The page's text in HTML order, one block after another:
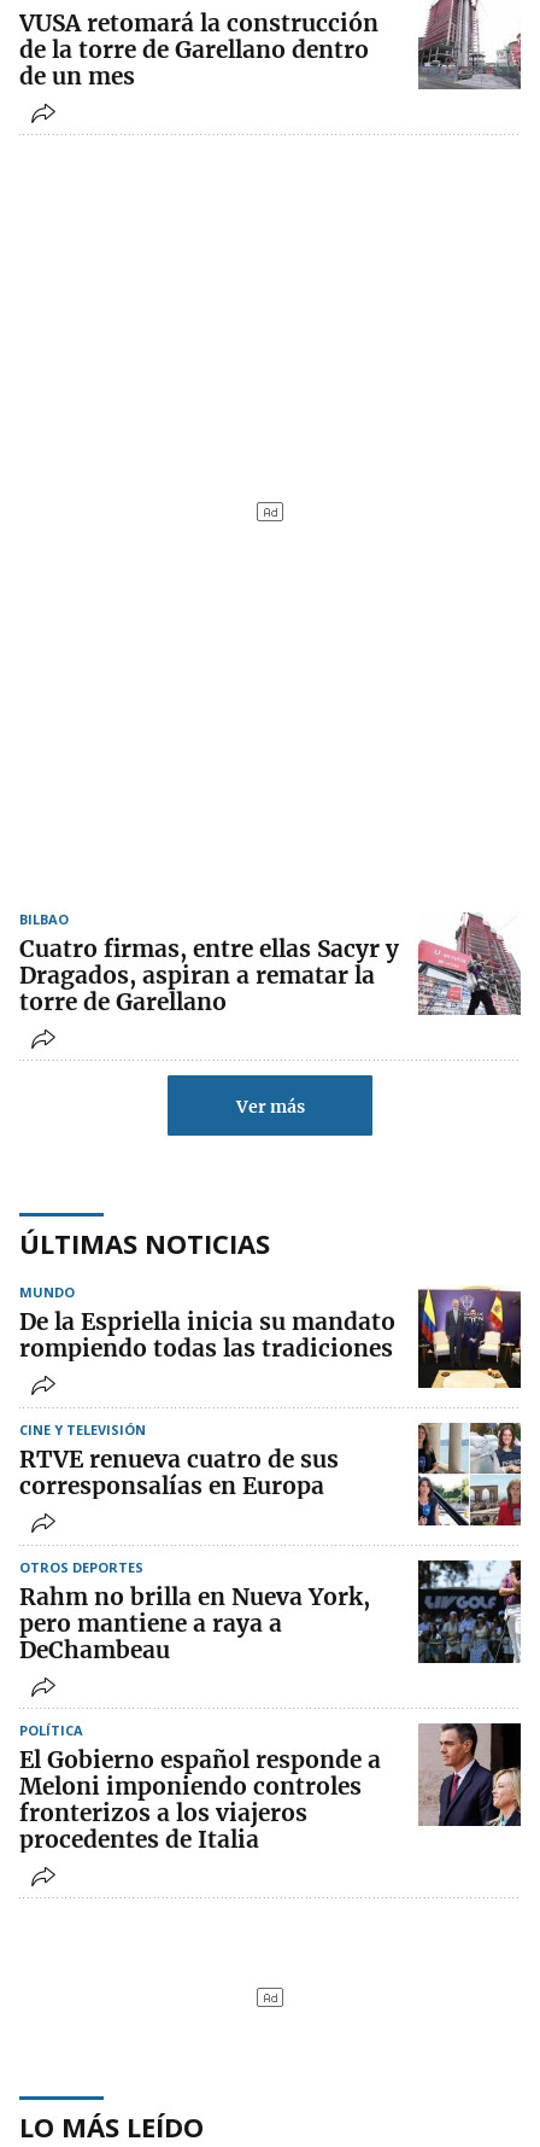
VUSA retomará la construcción
de la torre de Garellano dentro
de un mes
BILBAO
Cuatro firmas, entre ellas Sacyr y
Dragados, aspiran a rematar la
torre de Garellano
Ver más
ÚLTIMAS NOTICIAS
MUNDO
De la Espriella inicia su mandato
rompiendo todas las tradiciones
CINE Y TELEVISIÓN
RTVE renueva cuatro de sus
corresponsalías en Europa
OTROS DEPORTES
Rahm no brilla en Nueva York,
pero mantiene a raya a
DeChambeau
POLÍTICA
El Gobierno español responde a
Meloni imponiendo controles
fronterizos a los viajeros
procedentes de Italia
LO MÁS LEÍDO